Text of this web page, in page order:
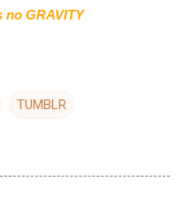
no GRAVITY
TUMBLR